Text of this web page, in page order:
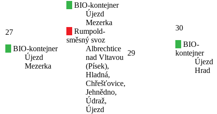
27
BIO-kontejner
Újezd
Mezerka
BIO-kontejner
Újezd
Mezerka
Rumpold-
směsný svoz
Albrechtice
nad Vltavou
(Písek),
Hladná,
Chřešťovice,
Jehnědno,
Údraž,
Újezd
29
30
BIO-
kontejner
Újezd
Hrad